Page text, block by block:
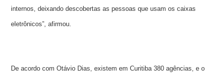
internos, deixando descobertas as pessoas que usam os caixas
eletrônicos”, afirmou.
De acordo com Otávio Dias, existem em Curitiba 380 agências, e o